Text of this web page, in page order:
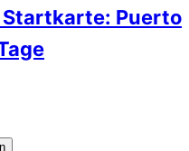
Startkarte: Puerto